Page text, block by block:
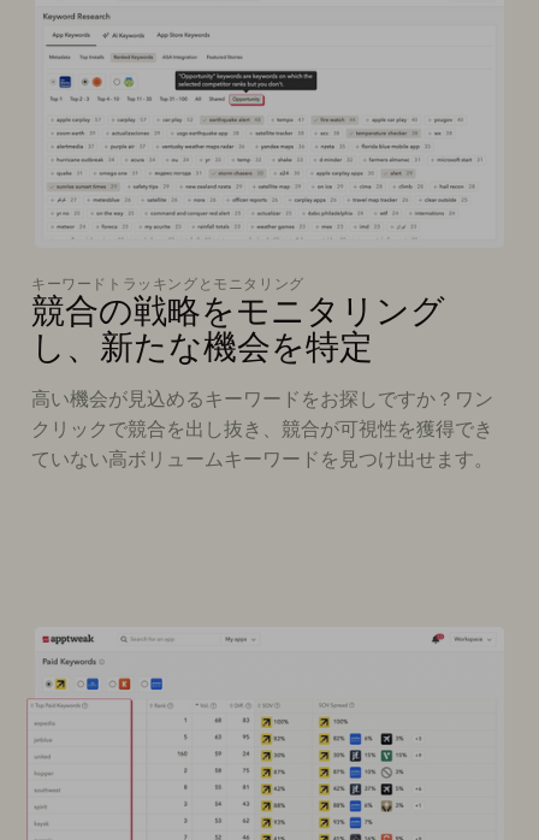
キーワードトラッキングとモニタリング
競合の戦略をモニタリング
し、新たな機会を特定
高い機会が見込めるキーワードをお探しですか？ワン
クリックで競合を出し抜き、競合が可視性を獲得でき
ていない高ボリュームキーワードを見つけ出せます。